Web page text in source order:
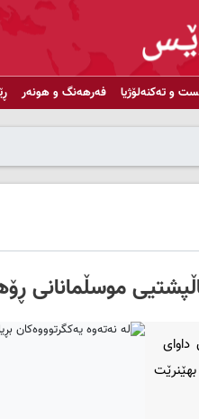
و تەکنەلۆژیا فەرهەنگ و هونەر
موسڵمانانی